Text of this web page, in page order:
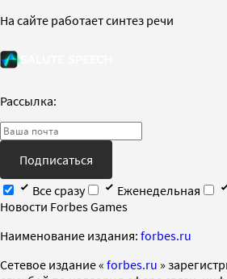
На сайте работает синтез речи
Рассылка:
Подписаться
Все сразу
Еженедельная
Новости Forbes Games
Наименование издания: forbes.ru
Cетевое издание « forbes.ru »